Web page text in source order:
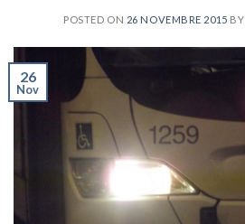
POSTED ON 26 NOVEMBRE 2015 BY
26
Nov